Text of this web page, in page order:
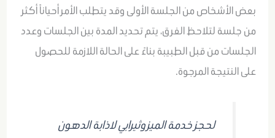
بعض الأشخاص من الجلسة الأولى وقد يتطلب الأمر أحياناً أكثر
من جلسة لتلاحظ الفرق، يتم تحديد المدة بين الجلسات وعدد
الجلسات من قبل الطبيبة بناءً على الحالة اللازمة للحصول
على النتيجة المرجوة.
لحجز خدمة الميزوثيرابي لاذابة الدهون